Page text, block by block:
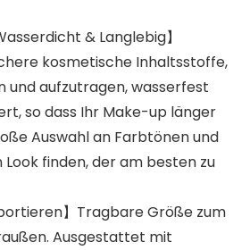
& Langlebig】
kosmetische Inhaltsstoffe,
und aufzutragen, wasserfest
so dass Ihr Make-up länger
Auswahl an Farbtönen und
Look finden, der am besten zu
】Tragbare Größe zum
Ausgestattet mit